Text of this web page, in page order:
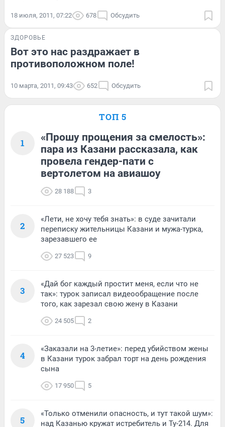
18 июля, 2011, 07:22 678 Обсудить
ЗДОРОВЬЕ
Вот это нас раздражает в
противоположном поле!
10 марта, 2011, 09:43 652 Обсудить
ТОП 5
1
«Прошу прощения за смелость»:
пара из Казани рассказала, как
провела гендер-пати с
вертолетом на авиашоу
28 188 3
2
«Лети, не хочу тебя знать»: в суде зачитали
переписку жительницы Казани и мужа-турка,
зарезавшего ее
27 523 9
3
«Дай бог каждый простит меня, если что не
так»: турок записал видеообращение после
того, как зарезал свою жену в Казани
24 505 2
4
«Заказали на 3-летие»: перед убийством жены
в Казани турок забрал торт на день рождения
сына
17 950 5
5
«Только отменили опасность, и тут такой шум»:
над Казанью кружат истребитель и Ту-214. Для